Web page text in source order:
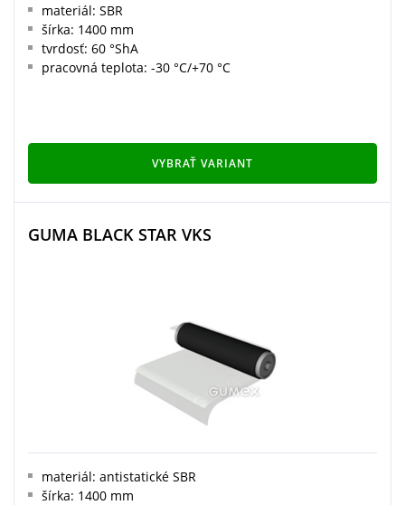
materiál: SBR
šírka: 1400 mm
tvrdosť: 60 °ShA
pracovná teplota: -30 °C/+70 °C
VYBRAŤ VARIANT
GUMA BLACK STAR VKS
materiál: antistatické SBR
šírka: 1400 mm